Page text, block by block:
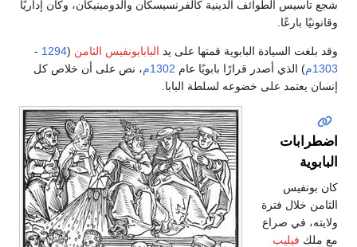
شجع تأسيس الطوائف الدينية كالفرنسيسكان والدومينيكان، وكان إداريًا
وقانونيًا بارعًا.
وقد بلغت السيادة البابوية قمتها على يد البابابونفيس الثامن (
1294
-
1303م
) الذي أصدر قرارًا بابويًا عام 1302م
، نص على أن خلاص كل
إنسان يعتمد على خضوعه لسلطة البابا.
اضطرابات
البابوية
كان بونفيس
الثامن خلال فترة
ولايته، في صراع
مع ملك فيليب